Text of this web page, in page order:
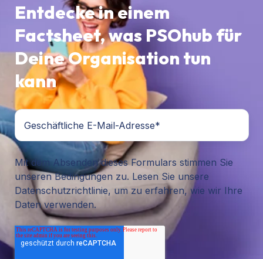
Entdecke in einem
Factsheet, was PSOhub für
Deine Organisation tun
kann
Mit dem Absenden dieses Formulars stimmen Sie
unseren Bedingungen zu. Lesen Sie unsere
Datenschutzrichtlinie, um zu erfahren, wie wir Ihre
Daten verwenden.